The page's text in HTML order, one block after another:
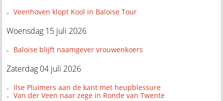
Veenhoven klopt Kool in Baloise Tour
Woensdag 15 juli 2026
Baloise blijft naamgever vrouwenkoers
Zaterdag 04 juli 2026
Ilse Pluimers aan de kant met heupblessure
Van der Veen naar zege in Ronde van Twente